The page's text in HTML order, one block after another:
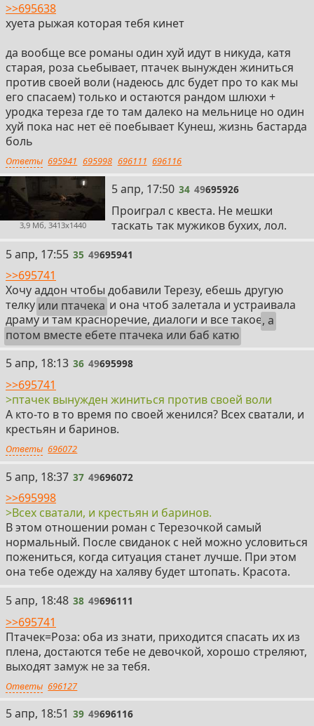
>>695638
хуета рыжая которая тебя кинет
да вообще все романы один хуй идут в никуда, катя
старая, роза сьебывает, птачек вынужден жиниться
против своей воли (надеюсь длс будет про то как мы
его спасаем) только и остаются рандом шлюхи +
уродка тереза где то там далеко на мельнице но один
хуй пока нас нет её поебывает Кунеш, жизнь бастарда
боль
Ответы 695941 695998 696111 696116
3,9 Мб, 3413x1440
34
5 апр, 17:50 34 49695926
Проиграл с квеста. Не мешки
таскать так мужиков бухих, лол.
35
5 апр, 17:55 35 49695941
>>695741
Хочу аддон чтобы добавили Терезу, ебешь другую
телку или птачека и она чтоб залетала и устраивала
драму и там красноречие, диалоги и все такое, а
потом вместе ебете птачека или баб катю
36
5 апр, 18:13 36 49695998
>>695741
>птачек вынужден жиниться против своей воли
А кто-то в то время по своей женился? Всех сватали, и
крестьян и баринов.
Ответы 696072
37
5 апр, 18:37 37 49696072
>>695998
>Всех сватали, и крестьян и баринов.
В этом отношении роман с Терезочкой самый
нормальный. После свиданок с ней можно условиться
пожениться, когда ситуация станет лучше. При этом
она тебе одежду на халяву будет штопать. Красота.
38
5 апр, 18:48 38 49696111
>>695741
Птачек=Роза: оба из знати, приходится спасать их из
плена, достаются тебе не девочкой, хорошо стреляют,
выходят замуж не за тебя.
Ответы 696127
39
5 апр, 18:51 39 49696116